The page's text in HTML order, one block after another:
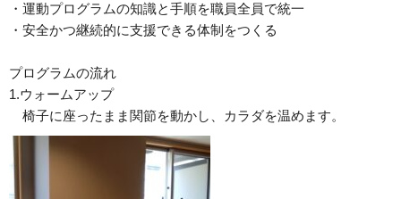
・運動プログラムの知識と手順を職員全員で統一
・安全かつ継続的に支援できる体制をつくる
プログラムの流れ
1.ウォームアップ
椅子に座ったまま関節を動かし、カラダを温めます。